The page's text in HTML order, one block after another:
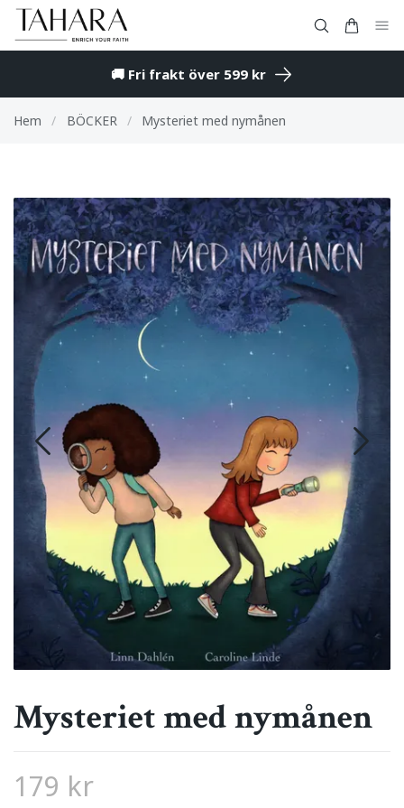
🚚 Fri frakt över 599 kr
Hem / BÖCKER / Mysteriet med nymånen
Mysteriet med nymånen
179 kr